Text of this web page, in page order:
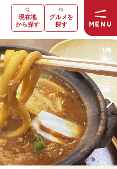
MENU
現在地
から探す
グルメを
探す
1/4